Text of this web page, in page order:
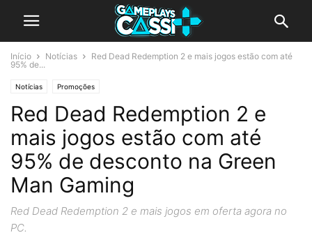
Início Notícias
Red Dead Redemption 2 e mais jogos estão com até
95% de...
Notícias Promoções
Red Dead Redemption 2 e
mais jogos estão com até
95% de desconto na Green
Man Gaming
Red Dead Redemption 2 e mais jogos em oferta agora no
PC.